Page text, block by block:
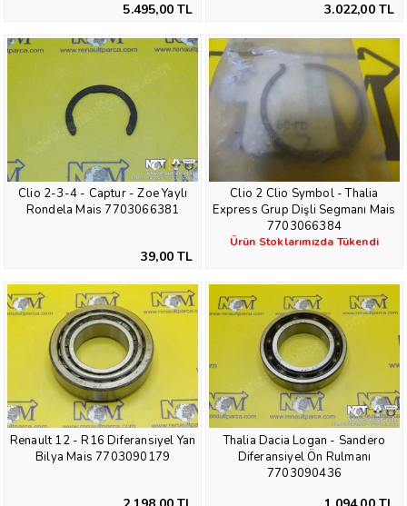
5.495,00 TL 3.022,00 TL
Clio 2-3-4 - Captur - Zoe Yaylı
Rondela Mais 7703066381
39,00 TL
Clio 2 Clio Symbol - Thalia
Express Grup Dişli Segmanı Mais
7703066384
Ürün Stoklarımızda Tükendi
Renault 12 - R16 Diferansiyel Yan
Bilya Mais 7703090179
Thalia Dacia Logan - Sandero
Diferansiyel Ön Rulmanı
7703090436